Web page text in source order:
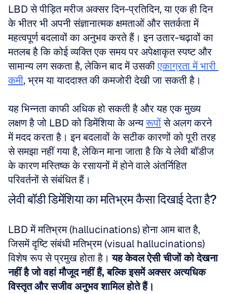
LBD से पीड़ित मरीज अक्सर दिन-प्रतिदिन, या एक ही दिन
के भीतर भी अपनी संज्ञानात्मक क्षमताओं और सतर्कता में
महत्वपूर्ण बदलावों का अनुभव करते हैं। इन उतार-चढ़ावों का
मतलब है कि कोई व्यक्ति एक समय पर अपेक्षाकृत स्पष्ट और
सामान्य लग सकता है, लेकिन बाद में उसकी एकाग्रता में भारी
कमी, भ्रम या याददाश्त की कमजोरी देखी जा सकती है।
यह भिन्नता काफी अधिक हो सकती है और यह एक मुख्य
लक्षण है जो LBD को डिमेंशिया के अन्य रूपों से अलग करने
में मदद करता है। इन बदलावों के सटीक कारणों को पूरी तरह
से समझा नहीं गया है, लेकिन माना जाता है कि ये लेवी बॉडीज
के कारण मस्तिष्क के रसायनों में होने वाले अंतर्निहित
परिवर्तनों से संबंधित हैं।
लेवी बॉडी डिमेंशिया का मतिभ्रम कैसा दिखाई देता है?
LBD में मतिभ्रम (hallucinations) होना आम बात है,
जिसमें दृष्टि संबंधी मतिभ्रम (visual hallucinations)
विशेष रूप से प्रमुख होता है। यह केवल ऐसी चीजों को देखना
नहीं है जो वहां मौजूद नहीं हैं, बल्कि इसमें अक्सर अत्यधिक
विस्तृत और सजीव अनुभव शामिल होते हैं।